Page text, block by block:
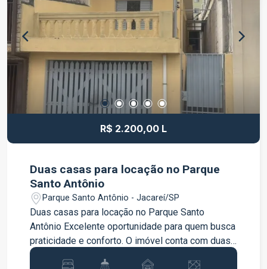
Pedro I, aproximadamente 1 km da Rodovia
Carvalho Pinto e 6 km da Rodovia Presidente
Dutra, garantindo excelente mobilidade e
facilidade no transporte de cargas. Entre em
contato para mais informações e agende uma
visita.
R$ 2.200,00 L
Duas casas para locação no Parque
Santo Antônio
Parque Santo Antônio - Jacareí/SP
Duas casas para locação no Parque Santo
Antônio Excelente oportunidade para quem busca
praticidade e conforto. O imóvel conta com duas
casas, sendo uma na frente e outra nos fundos,